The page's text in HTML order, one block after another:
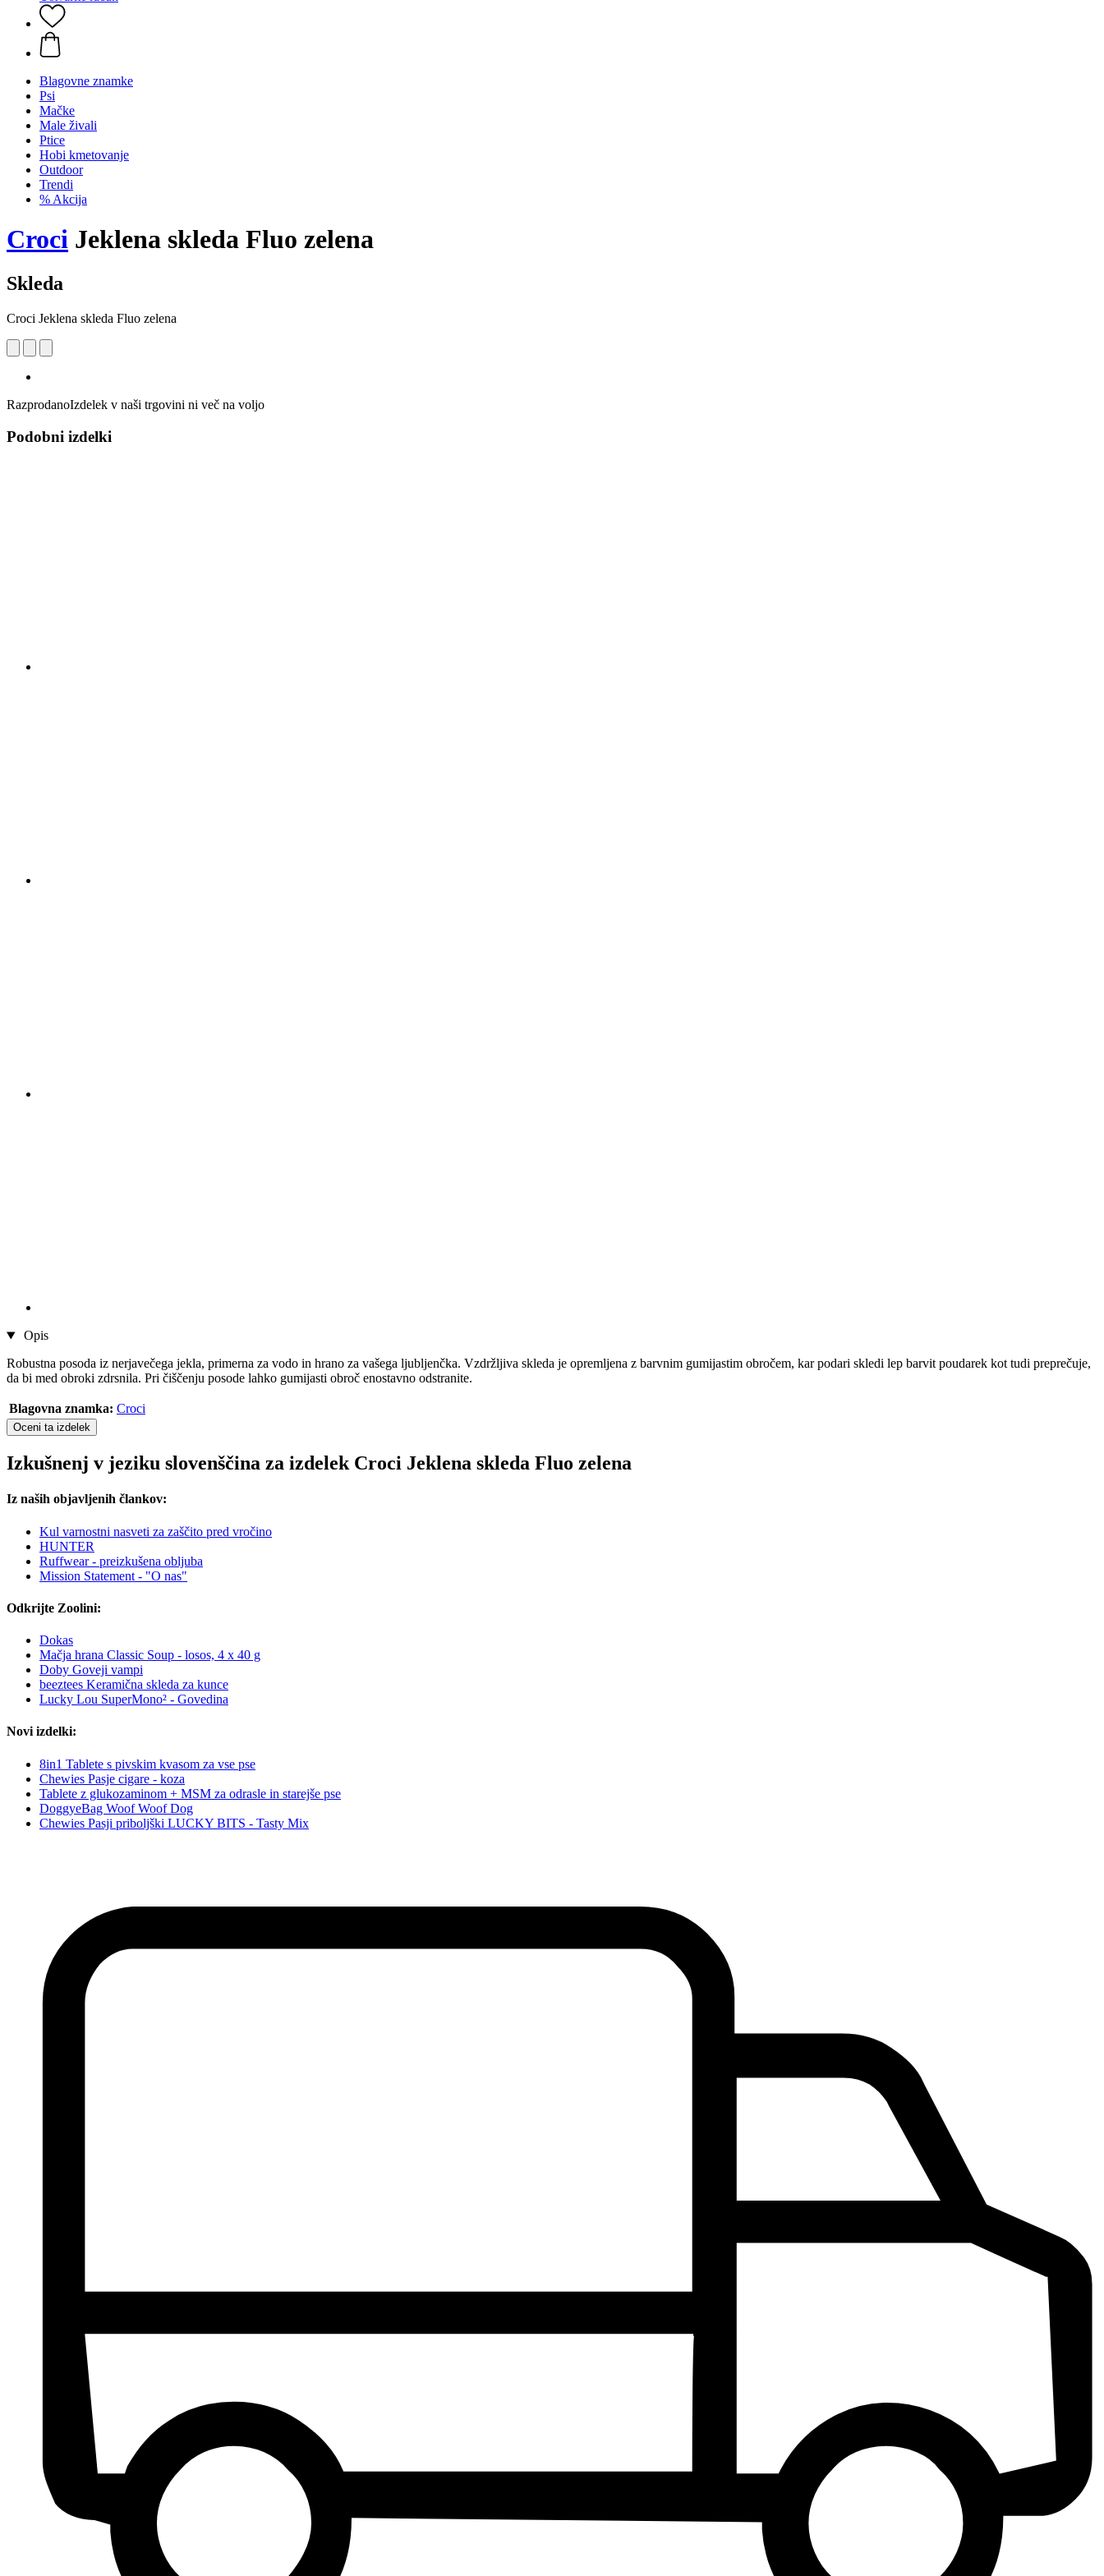
Blagovne znamke
Psi
Mačke
Male živali
Ptice
Hobi kmetovanje
Outdoor
Trendi
% Akcija
Croci Jeklena skleda Fluo zelena
Skleda
Croci Jeklena skleda Fluo zelena
RazprodanoIzdelek v naši trgovini ni več na voljo
Podobni izdelki
Opis
Robustna posoda iz nerjavečega jekla, primerna za vodo in hrano za vašega ljubljenčka. Vzdržljiva skleda je opremljena z barvnim gumijastim obročem, kar podari skledi lep barvit poudarek kot tudi preprečuje,
da bi med obroki zdrsnila. Pri čiščenju posode lahko gumijasti obroč enostavno odstranite.
Blagovna znamka: Croci
Oceni ta izdelek
Izkušnenj v jeziku slovenščina za izdelek Croci Jeklena skleda Fluo zelena
Iz naših objavljenih člankov:
Kul varnostni nasveti za zaščito pred vročino
HUNTER
Ruffwear - preizkušena obljuba
Mission Statement - "O nas"
Odkrijte Zoolini:
Dokas
Mačja hrana Classic Soup - losos, 4 x 40 g
Doby Goveji vampi
beeztees Keramična skleda za kunce
Lucky Lou SuperMono² - Govedina
Novi izdelki:
8in1 Tablete s pivskim kvasom za vse pse
Chewies Pasje cigare - koza
Tablete z glukozaminom + MSM za odrasle in starejše pse
DoggyeBag Woof Woof Dog
Chewies Pasji priboljški LUCKY BITS - Tasty Mix